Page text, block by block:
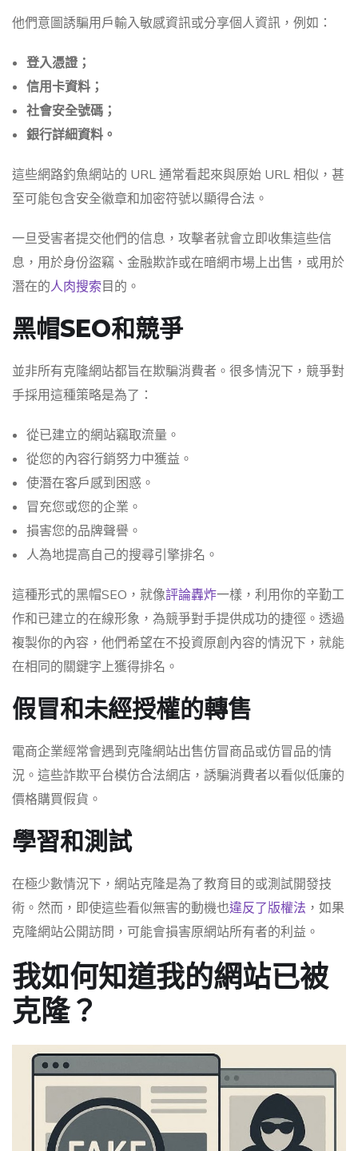
他們意圖誘騙用戶輸入敏感資訊或分享個人資訊，例如：
登入憑證；
信用卡資料；
社會安全號碼；
銀行詳細資料。
這些網路釣魚網站的 URL 通常看起來與原始 URL 相似，甚
至可能包含安全徽章和加密符號以顯得合法。
一旦受害者提交他們的信息，攻擊者就會立即收集這些信
息，用於身份盜竊、金融欺詐或在暗網市場上出售，或用於
潛在的人肉搜索目的。
黑帽SEO和競爭
並非所有克隆​​網站都旨在欺騙消費者。很多情況下，競爭對
手採用這種策略是為了：
從已建立的網站竊取流量。
從您的內容行銷努力中獲益。
使潛在客戶感到困惑。
冒充您或您的企業。
損害您的品牌聲譽。
人為地提高自己的搜尋引擎排名。
這種形式的黑帽SEO，就像評論轟炸一樣，利用你的辛勤工
作和已建立的在線形象，為競爭對手提供成功的捷徑。透過
複製你的內容，他們希望在不投資原創內容的情況下，就能
在相同的關鍵字上獲得排名。
假冒和未經授權的轉售
電商企業經常會遇到克隆網站出售仿冒商品或仿冒品的情
況。這些詐欺平台模仿合法網店，誘騙消費者以看似低廉的
價格購買假貨。
學習和測試
在極少數情況下，網站克隆是為了教育目的或測試開發技
術。然而，即使這些看似無害的動機也違反了版權法 ，如果
克隆網站公開訪問，可能會損害原網站所有者的利益。
我如何知道我的網站已被
克隆？